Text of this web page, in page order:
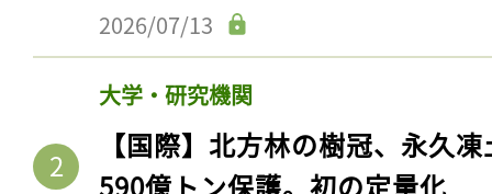
2026/07/13
大学・研究機関
【国際】北方林の樹冠、永久
590億トン保護。初の定量化